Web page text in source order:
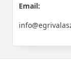
Email: